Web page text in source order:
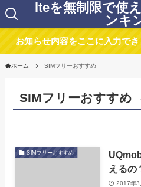
lteを無制限で使
ンキ
お知らせ内容をここに入力で
ホーム SIMフリーおすすめ
SIMフリーおすすめ
SIMフリーおすすめ
えるの
2017年3